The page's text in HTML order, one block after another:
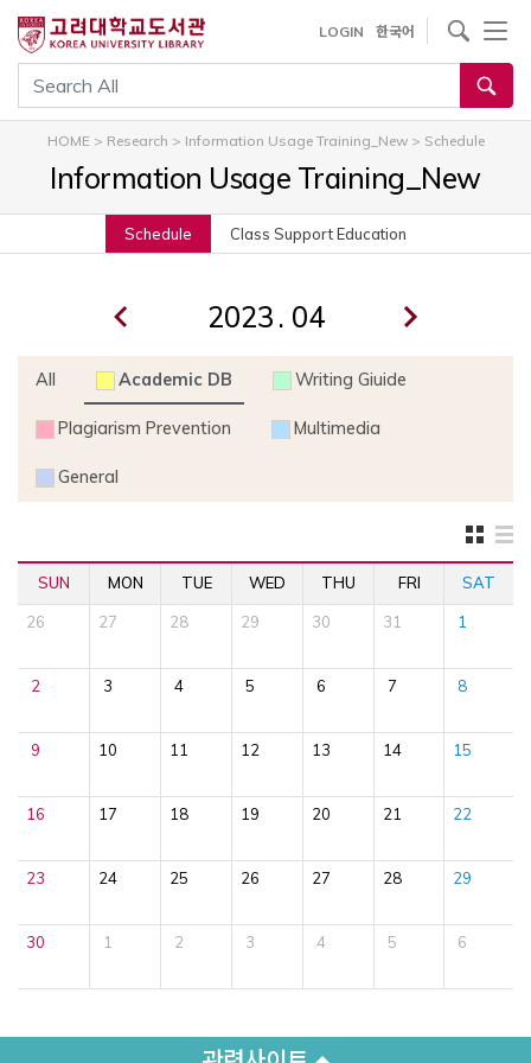
건
기
통합검색
LOGIN 한국어
사이트내 검색
HOME> Research > Information Usage Training_New> Schedule
Information Usage Training_New
Schedule Class Support Education
.
All Academic DB Writing Giuide
Plagiarism Prevention Multimedia
General
SUN MON TUE WED THU FRI SAT
26 27 28 29 30 31 1
2 3 4 5 6 7 8
9 10 11 12 13 14 15
16 17 18 19 20 21 22
23 24 25 26 27 28 29
30 1 2 3 4 5 6